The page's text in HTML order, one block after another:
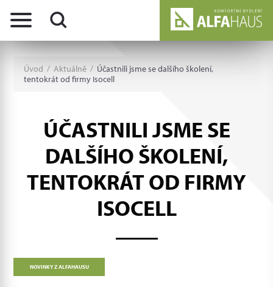
Úvod / Aktuálně / Účastnili jsme se dalšího školení,
tentokrát od firmy Isocell
ÚČASTNILI JSME SE
DALŠÍHO ŠKOLENÍ,
TENTOKRÁT OD FIRMY
ISOCELL
NOVINKY Z ALFAHAUSU